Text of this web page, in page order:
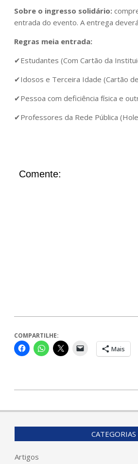
Sobre o ingresso solidário:
entrada do evento. A entrega
Regras meia entrada:
✔Estudantes (Com Cartão da
✔Idosos e Terceira Idade (Cartão
✔Pessoa com deficiência física e
✔Professores da Rede Pública
Comente:
COMPARTILHE:
Mais
CATEGORIAS
Artigos